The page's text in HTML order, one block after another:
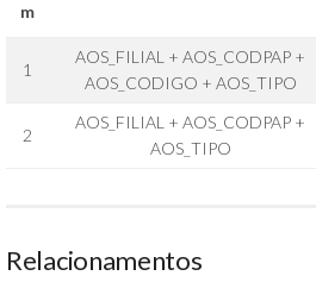
m
1
AOS_FILIAL + AOS_CODPAP +
AOS_CODIGO + AOS_TIPO
2
AOS_FILIAL + AOS_CODPAP +
AOS_TIPO
Relacionamentos